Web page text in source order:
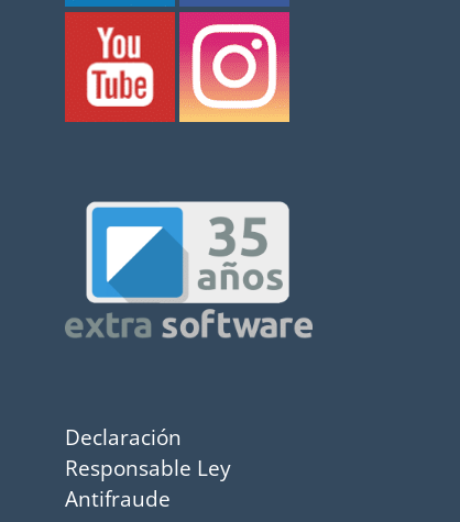
Declaración
Responsable Ley
Antifraude